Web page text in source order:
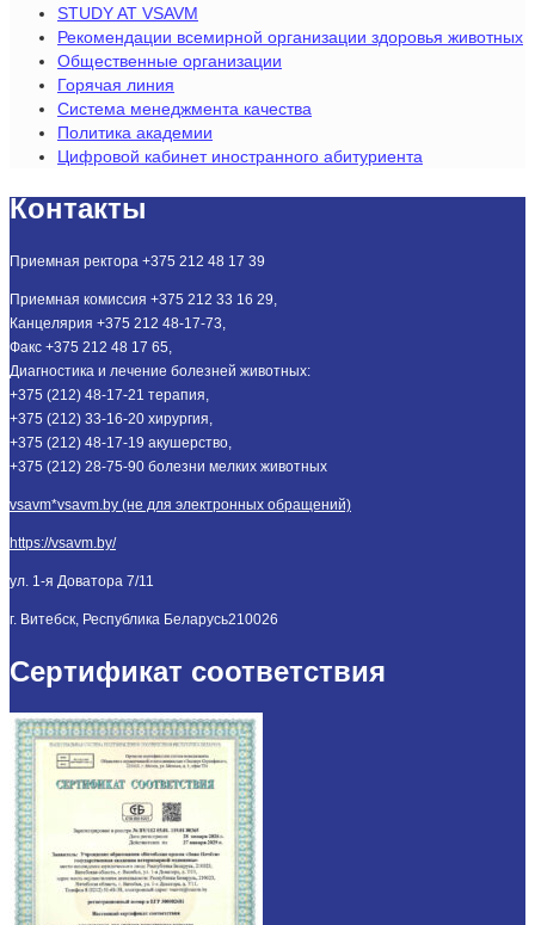
STUDY AT VSAVM
Рекомендации всемирной организации здоровья животных
Общественные организации
Горячая линия
Система менеджмента качества
Политика академии
Цифровой кабинет иностранного абитуриента
Контакты
Приемная ректора +375 212 48 17 39
Приемная комиссия +375 212 33 16 29,
Канцелярия +375 212 48-17-73,
Факс +375 212 48 17 65,
Диагностика и лечение болезней животных:
+375 (212) 48-17-21 терапия,
+375 (212) 33-16-20 хирургия,
+375 (212) 48-17-19 акушерство,
+375 (212) 28-75-90 болезни мелких животных
vsavm*vsavm.by (не для электронных обращений)
https://vsavm.by/
ул. 1-я Доватора 7/11
г. Витебск, Республика Беларусь210026
Сертификат соответствия